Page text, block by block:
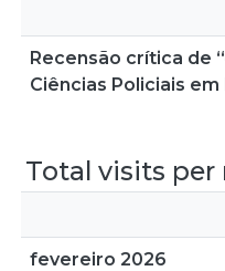
Recensão crítica de
Ciências Policiais em
Total visits
fevereiro 2026